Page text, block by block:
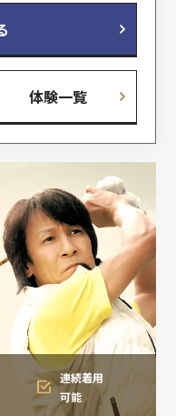
体験一覧
連続着用
可能